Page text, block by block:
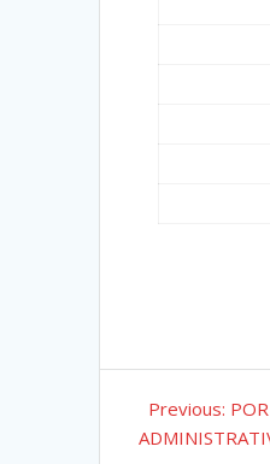
Previous: